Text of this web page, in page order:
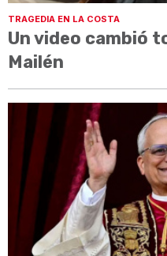
TRAGEDIA EN LA COSTA
Un video cambió
Mailén